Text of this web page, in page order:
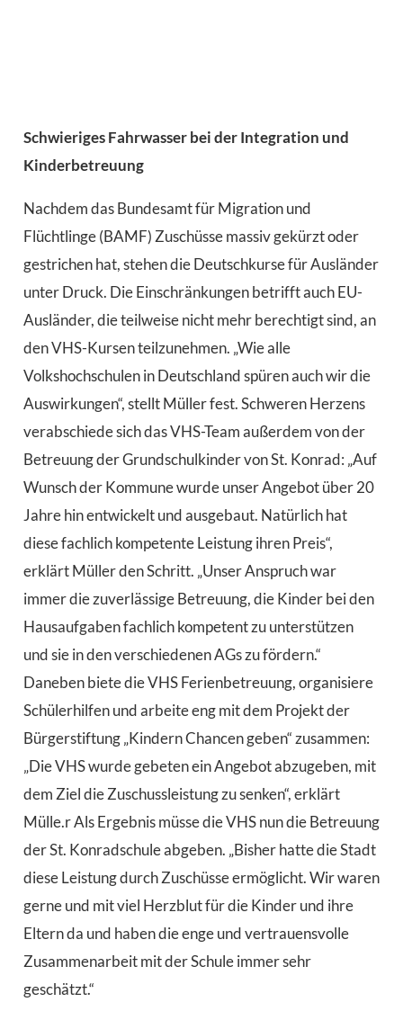
Schwieriges Fahrwasser bei der Integration und
Kinderbetreuung
Nachdem das Bundesamt für Migration und
Flüchtlinge (BAMF) Zuschüsse massiv gekürzt oder
gestrichen hat, stehen die Deutschkurse für Ausländer
unter Druck. Die Einschränkungen betrifft auch EU-
Ausländer, die teilweise nicht mehr berechtigt sind, an
den VHS-Kursen teilzunehmen. „Wie alle
Volkshochschulen in Deutschland spüren auch wir die
Auswirkungen“, stellt Müller fest. Schweren Herzens
verabschiede sich das VHS-Team außerdem von der
Betreuung der Grundschulkinder von St. Konrad: „Auf
Wunsch der Kommune wurde unser Angebot über 20
Jahre hin entwickelt und ausgebaut. Natürlich hat
diese fachlich kompetente Leistung ihren Preis“,
erklärt Müller den Schritt. „Unser Anspruch war
immer die zuverlässige Betreuung, die Kinder bei den
Hausaufgaben fachlich kompetent zu unterstützen
und sie in den verschiedenen AGs zu fördern.“
Daneben biete die VHS Ferienbetreuung, organisiere
Schülerhilfen und arbeite eng mit dem Projekt der
Bürgerstiftung „Kindern Chancen geben“ zusammen:
„Die VHS wurde gebeten ein Angebot abzugeben, mit
dem Ziel die Zuschussleistung zu senken“, erklärt
Mülle.r Als Ergebnis müsse die VHS nun die Betreuung
der St. Konradschule abgeben. „Bisher hatte die Stadt
diese Leistung durch Zuschüsse ermöglicht. Wir waren
gerne und mit viel Herzblut für die Kinder und ihre
Eltern da und haben die enge und vertrauensvolle
Zusammenarbeit mit der Schule immer sehr
geschätzt.“